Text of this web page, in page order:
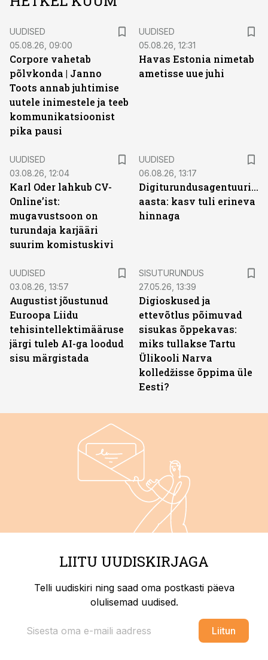
UUDISED
05.08.26, 09:00
Corpore vahetab
põlvkonda | Janno
Toots annab juhtimise
uutele inimestele ja teeb
kommunikatsioonist
pika pausi
UUDISED
05.08.26, 12:31
Havas Estonia nimetab
ametisse uue juhi
UUDISED
03.08.26, 12:04
Karl Oder lahkub CV-
Online’ist:
mugavustsoon on
turundaja karjääri
suurim komistuskivi
UUDISED
06.08.26, 13:17
Digiturundusagentuuride
aasta: kasv tuli erineva
hinnaga
UUDISED
03.08.26, 13:57
Augustist jõustunud
Euroopa Liidu
tehisintellektimääruse
järgi tuleb AI-ga loodud
sisu märgistada
SISUTURUNDUS
27.05.26, 13:39
Digioskused ja
ettevõtlus põimuvad
sisukas õppekavas:
miks tullakse Tartu
Ülikooli Narva
kolledžisse õppima üle
Eesti?
LIITU UUDISKIRJAGA
Telli uudiskiri ning saad oma postkasti päeva
olulisemad uudised.
Liitun